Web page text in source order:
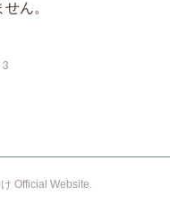
ん。
3
Official Website.